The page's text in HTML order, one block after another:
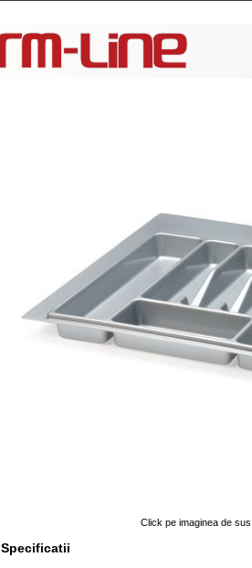
Click pe imaginea de
Specificatii